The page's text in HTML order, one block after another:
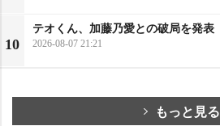
10
テオくん、加藤乃愛との破局を発表
2026-08-07 21:21
もっと見る